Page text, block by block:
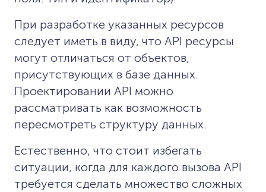
При разработке указанных ресурсов
следует иметь в виду, что API ресурсы
могут отличаться от объектов,
присутствующих в базе данных.
Проектировании API можно
рассматривать как возможность
пересмотреть структуру данных.
Естественно, что стоит избегать
ситуации, когда для каждого вызова API
требуется сделать множество сложных